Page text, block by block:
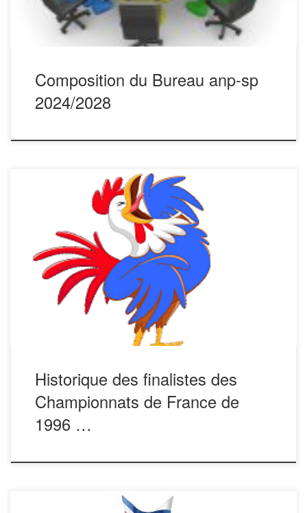
Composition du Bureau anp-sp
2024/2028
TOULOUSE 1996 PARDO. DUCING. DESPUJOLS.
(Bordeaux 33) TOULOUSE 1997 FERRE. FOURAR.
MOURGUES. (La Grand Combe 30) ALES 1998 Patrick
LOUBIC. Christian POMMIER. Jacques DI MARCO. (Nérac
47) ILE de la REUNION 1999 PIERRE. BERBILLE.
CASSAGNE. (Pissos 40) TOULOUSE 2000 Claude RIVERE
DE CARLES. Jacques ROUAIX. Alain CAZENEUVE.
(Toulouse 31) VELLERON […]
Historique des finalistes des
Championnats de France de
1996 …